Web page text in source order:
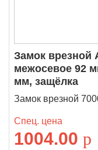
Замок врезной
межосевое 92
мм, защёлка
Замок врезной
Спец. цена
1004.00 p